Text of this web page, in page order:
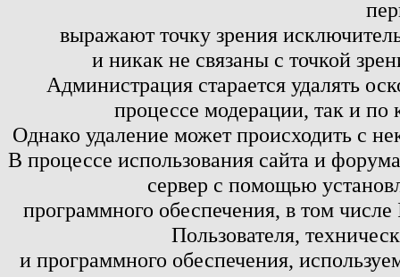
выражают точку зрения
и никак не связаны с точкой
Администрация старается удалять
процессе модерации, так и по
Однако удаление может происходить с
В процессе использования сайта и
сервер с помощью
программного обеспечения, в том
Пользователя,
и программного обеспечения,